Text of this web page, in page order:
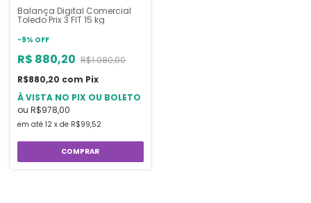
Balança Digital Comercial
Toledo Prix 3 FIT 15 kg
-9% OFF
R$ 880,20 R$1.080,00
R$880,20 com Pix
À VISTA NO PIX OU BOLETO
ou R$978,00
em até 12 x de R$99,52